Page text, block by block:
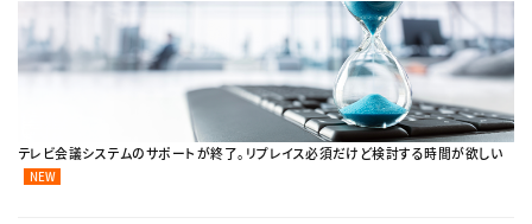
テレビ会議システムのサポートが終了。リプレイス必須だけど検討する時間が欲しい
NEW